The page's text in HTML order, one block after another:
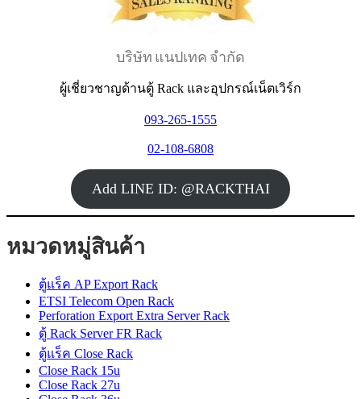
บริษัท แนปเทค จำกัด
ผู้เชี่ยวชาญด้านตู้ Rack และอุปกรณ์เน็ตเวิร์ก
093-265-1555
02-108-6808
Add LINE ID: @RACKTHAI
หมวดหมู่สินค้า
ตู้แร็ค AP Export Rack
ETSI Telecom Open Rack
Perforation Export Extra Server Rack
ตู้ Rack Server FR Rack
ตู้แร็ค Close Rack
Close Rack 15u
Close Rack 27u